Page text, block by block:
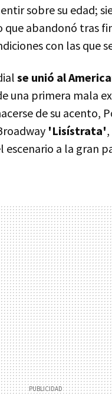
sobre su edad;
abandonó tras
con las que
se unió al
una primera mala
de su acento,
'Lisístrata'
a la gran